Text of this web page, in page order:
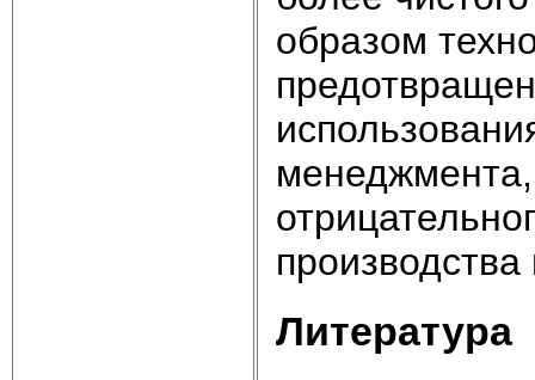
образом
Литература